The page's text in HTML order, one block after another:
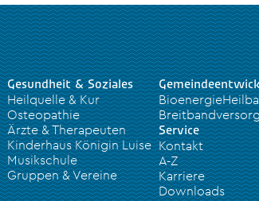
Gesundheit & Soziales
Heilquelle & Kur
Osteopathie
Ärzte & Therapeuten
Kinderhaus Königin Luise
Musikschule
Gruppen & Vereine
Service
Kontakt
A-Z
Karriere
Downloads